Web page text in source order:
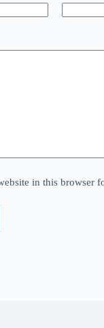
in this browser